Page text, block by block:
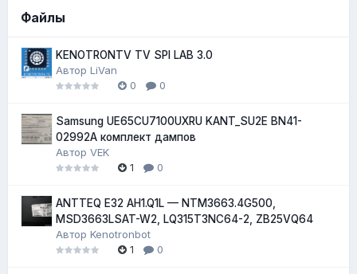
Файлы
KENOTRONTV TV SPI LAB 3.0
Автор LiVan
0
0
Samsung UE65CU7100UXRU KANT_SU2E BN41-
02992A комплект дампов
Автор VEK
1
0
ANTTEQ E32 AH1.Q1L — NTM3663.4G500,
MSD3663LSAT-W2, LQ315T3NC64-2, ZB25VQ64
Автор Kenotronbot
1
0